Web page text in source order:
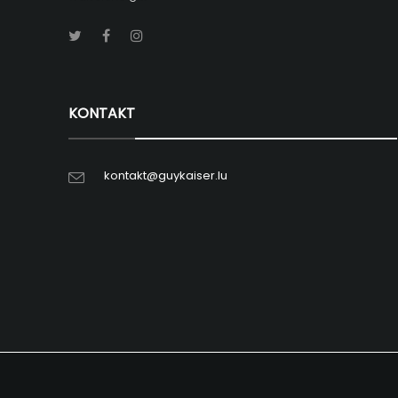
KONTAKT
kontakt@guykaiser.lu